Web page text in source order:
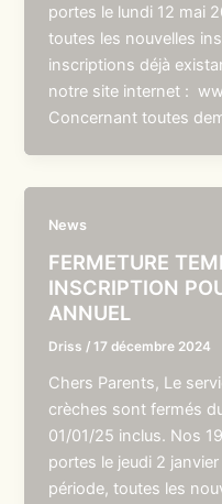
portes le lundi 12 mai
toutes les nouvelles
inscriptions déjà
notre site internet :
Concernant toutes
News
FERMETURE
INSCRIPTION
ANNUEL
Driss /17 décembre 2024
Chers Parents, Le
crèches sont fermés
01/01/25 inclus. Nos
portes le jeudi 2
période, toutes les